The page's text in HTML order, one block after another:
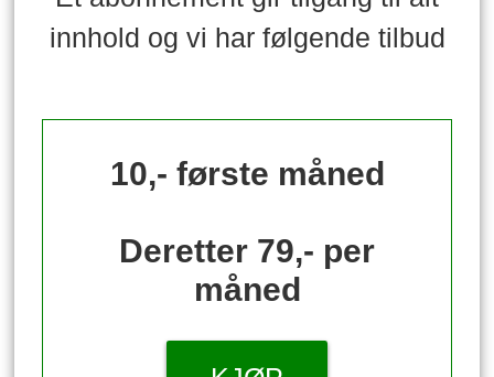
innhold og vi har følgende tilbud
10,- første måned
Deretter 79,- per
måned